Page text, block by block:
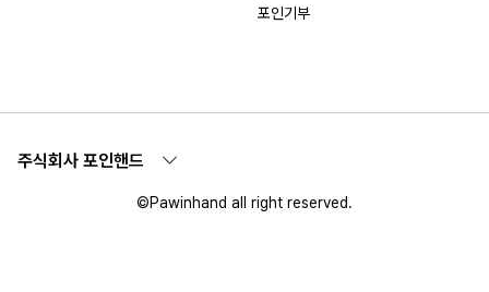
포인기부
주식회사 포인핸드
©Pawinhand all right reserved.